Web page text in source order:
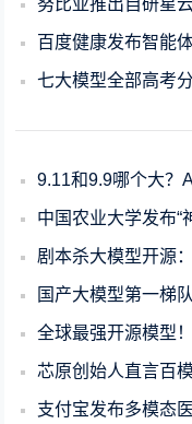
努比亚推出自研星云大
百度健康发布智能体家
七大模型全部高考分数出炉
9.11和9.9哪个大？AI大
中国农业大学发布“神农大模型
剧本杀大模型开源：6个
国产大模型第一梯
全球最强开源模型！阿里通义
芯原创始人直言百模大战
支付宝发布多模态医疗